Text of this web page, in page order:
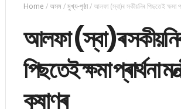
Home /অসম/মুখ্য-পৃষ্ঠা/আলফা (স্বা)ৰ সকীয়নিৰ পিছতেই ক্ষমা
আলফা (স্বা)ৰ
পিছতেই ক্ষমা প্ৰাৰ্থনা
কৃষাণৰ